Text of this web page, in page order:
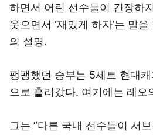
하면서 어린 선수들이 긴장하
웃으면서 ‘재밌게 하자’는 말
의 설명.
팽팽했던 승부는 5세트 현대
으로 흘러갔다. 여기에는 레오
그는 “다른 국내 선수들이 서